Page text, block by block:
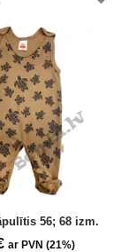
56; 68 izm.
ar PVN (21%)